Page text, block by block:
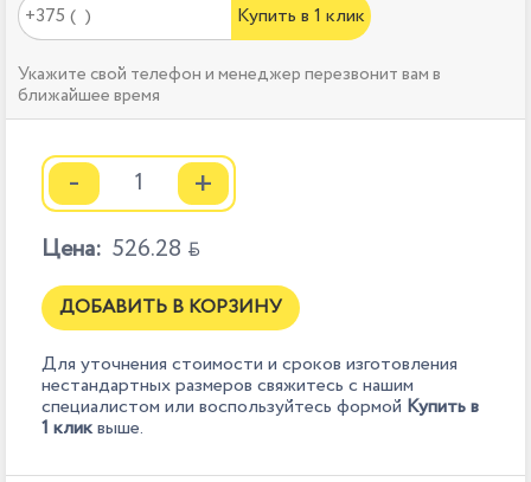
Купить в 1 клик
Укажите свой телефон и менеджер перезвонит вам в
ближайшее время
- +
Цена: 526.28 
ДОБАВИТЬ В КОРЗИНУ
Для уточнения стоимости и сроков изготовления
нестандартных размеров свяжитесь с нашим
специалистом или воспользуйтесь формой Купить в
1 кликвыше.